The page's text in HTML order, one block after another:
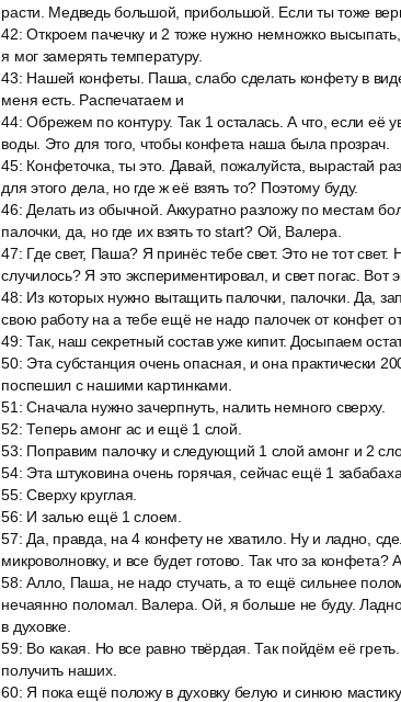
расти. Медведь большой, прибольшой. Если ты тоже
42:Откроем пачечку и 2 тоже нужно немножко
я мог замерять температуру.
43: Нашей конфеты. Паша, слабо сделать конфету в
меня есть. Распечатаем и
44:Обрежем по контуру. Так 1 осталась. А что, если её
воды. Это для того, чтобы конфета наша была прозрач.
45: Конфеточка, ты это. Давай, пожалуйста, вырастай
для этого дела, но где ж её взять то? Поэтому буду.
46: Делать из обычной. Аккуратно разложу по местам
палочки, да, но где их взять то start? Ой, Валера.
47: Где свет, Паша? Я принёс тебе свет. Это не тот
случилось? Я это экспериментировал, и свет погас. Вот
48: Из которых нужно вытащить палочки, палочки. Да,
свою работу на а тебе ещё не надо палочек от конфет
49:Так, наш секретный состав уже кипит. Досыпаем
50: Эта субстанция очень опасная, и она практически
поспешил с нашими картинками.
51 :Сначала нужно зачерпнуть, налить немного сверху.
52:Теперь амонг ас и ещё 1 слой.
53: Поправим палочку и следующий 1 слой амонг и 2
54: Эта штуковина очень горячая, сейчас ещё 1
55:Сверху круглая.
56: И залью ещё 1 слоем.
57: Да, правда, на 4 конфету не хватило. Ну и ладно,
микроволновку, и все будет готово. Так что за конфета?
58:Алло, Паша, не надо стучать, а то ещё сильнее
нечаянно поломал. Валера. Ой, я больше не буду.
в духовке.
59: Во какая. Но все равно твёрдая. Так пойдём её
получить наших.
60: Я пока ещё положу в духовку белую и синюю